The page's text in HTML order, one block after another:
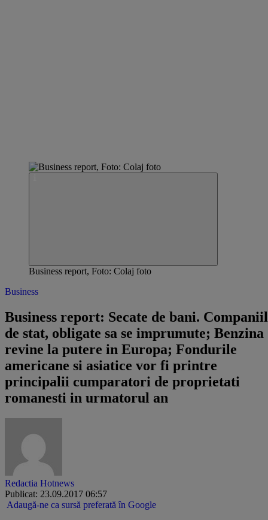
Business report, Foto: Colaj foto
Business
Business report: Secate de bani.
de stat, obligate sa se imprumute; Benzina
revine la putere in Europa; Fondurile
americane si asiatice vor fi printre
principalii cumparatori de proprietati
romanesti in urmatorul an
Redactia Hotnews
Publicat: 23.09.2017 06:57
Adaugă-ne ca sursă preferată în Google